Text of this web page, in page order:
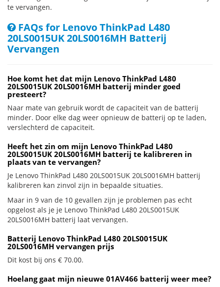
te vervangen.
FAQs for Lenovo ThinkPad L480
20LS0015UK 20LS0016MH Batterij
Vervangen
Hoe komt het dat mijn Lenovo ThinkPad L480
20LS0015UK 20LS0016MH batterij minder goed
presteert?
Naar mate van gebruik wordt de capaciteit van de batterij
minder. Door elke dag weer opnieuw de batterij op te laden,
verslechterd de capaciteit.
Heeft het zin om mijn Lenovo ThinkPad L480
20LS0015UK 20LS0016MH batterij te kalibreren in
plaats van te vervangen?
Je Lenovo ThinkPad L480 20LS0015UK 20LS0016MH batterij
kalibreren kan zinvol zijn in bepaalde situaties.
Maar in 9 van de 10 gevallen zijn je problemen pas echt
opgelost als je je Lenovo ThinkPad L480 20LS0015UK
20LS0016MH batterij laat vervangen.
Batterij Lenovo ThinkPad L480 20LS0015UK
20LS0016MH vervangen prijs
Dit kost bij ons € 70.00.
Hoelang gaat mijn nieuwe 01AV466 batterij weer mee?